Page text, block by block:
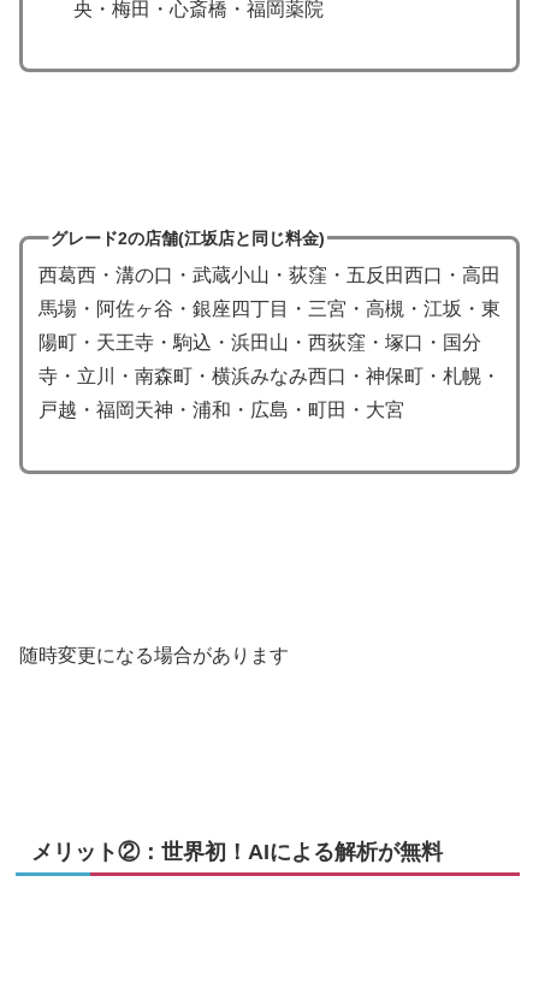
央・梅田・心斎橋・福岡薬院
グレード2の店舗(江坂店と同じ料金)
西葛西・溝の口・武蔵小山・荻窪・五反田西口・高田
馬場・阿佐ヶ谷・銀座四丁目・三宮・高槻・江坂・東
陽町・天王寺・駒込・浜田山・西荻窪・塚口・国分
寺・立川・南森町・横浜みなみ西口・神保町・札幌・
戸越・福岡天神・浦和・広島・町田・大宮
随時変更になる場合があります
メリット②：世界初！AIによる解析が無料